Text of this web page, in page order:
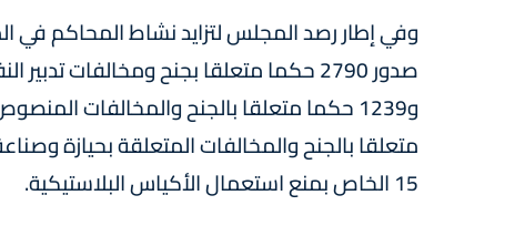
وفي إطار رصد المجلس لتزايد نشاط المحاكم في
15 الخاص بمنع استعمال الأكياس البلاستيكية.